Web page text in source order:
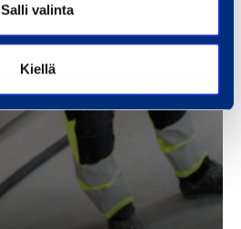
Salli valinta
Kiellä